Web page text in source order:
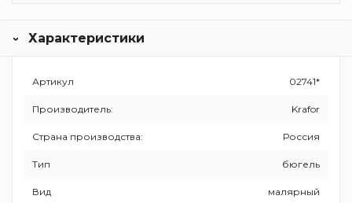
Характеристики
Артикул 02741*
Производитель: Krafor
Страна производства: Россия
Тип бюгель
Вид малярный